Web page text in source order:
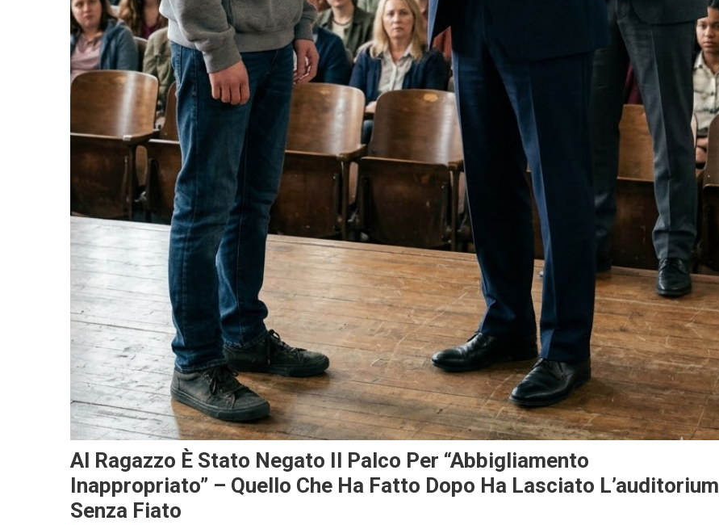
Al Ragazzo È Stato Negato Il Palco Per “abbigliamento
Inappropriato” – Quello Che Ha Fatto Dopo Ha Lasciato L’auditorium
Senza Fiato